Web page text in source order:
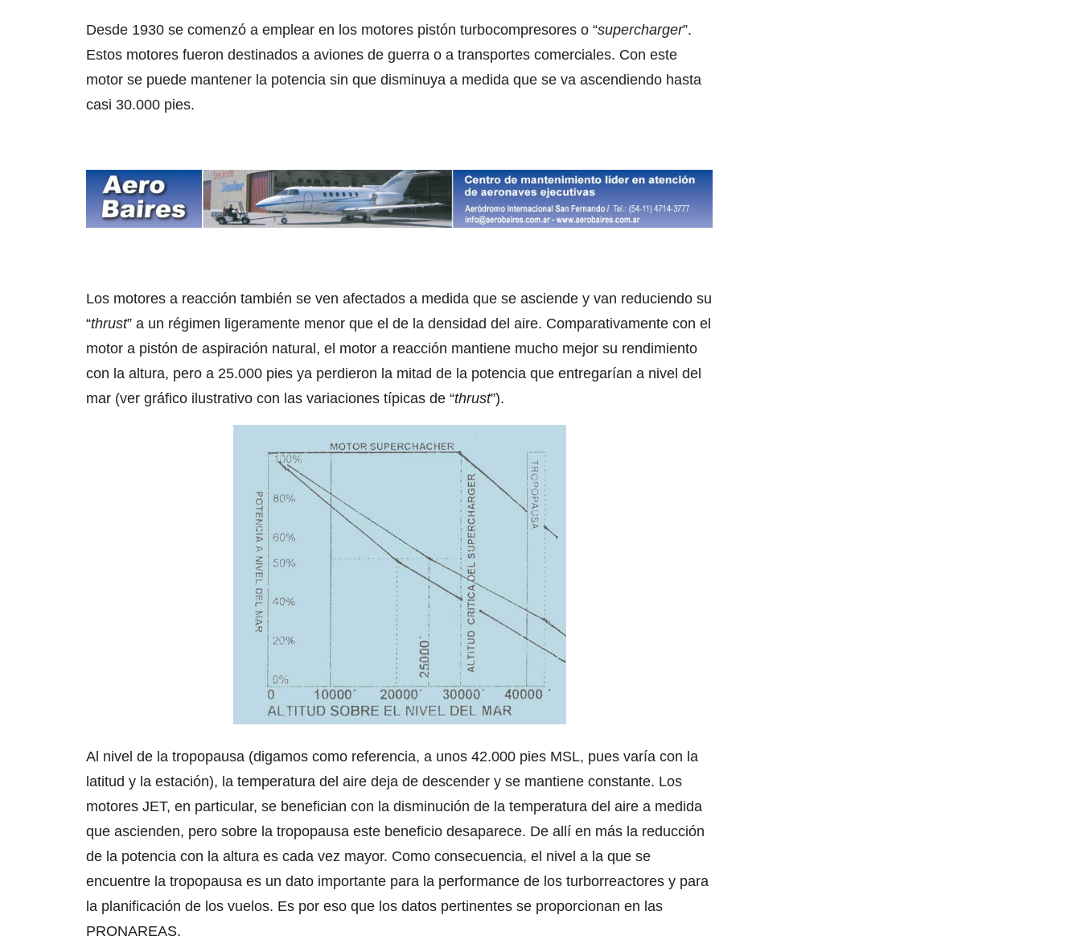
Desde 1930 se comenzó a emplear en los motores pistón turbocompresores o “supercharger”.
Estos motores fueron destinados a aviones de guerra o a transportes comerciales. Con este
motor se puede mantener la potencia sin que disminuya a medida que se va ascendiendo hasta
casi 30.000 pies.
Los motores a reacción también se ven afectados a medida que se asciende y van reduciendo su
“thrust” a un régimen ligeramente menor que el de la densidad del aire. Comparativamente con el
motor a pistón de aspiración natural, el motor a reacción mantiene mucho mejor su rendimiento
con la altura, pero a 25.000 pies ya perdieron la mitad de la potencia que entregarían a nivel del
mar (ver gráfico ilustrativo con las variaciones típicas de “thrust”).
Al nivel de la tropopausa (digamos como referencia, a unos 42.000 pies MSL, pues varía con la
latitud y la estación), la temperatura del aire deja de descender y se mantiene constante. Los
motores JET, en particular, se benefician con la disminución de la temperatura del aire a medida
que ascienden, pero sobre la tropopausa este beneficio desaparece. De allí en más la reducción
de la potencia con la altura es cada vez mayor. Como consecuencia, el nivel a la que se
encuentre la tropopausa es un dato importante para la performance de los turborreactores y para
la planificación de los vuelos. Es por eso que los datos pertinentes se proporcionan en las
PRONAREAS.